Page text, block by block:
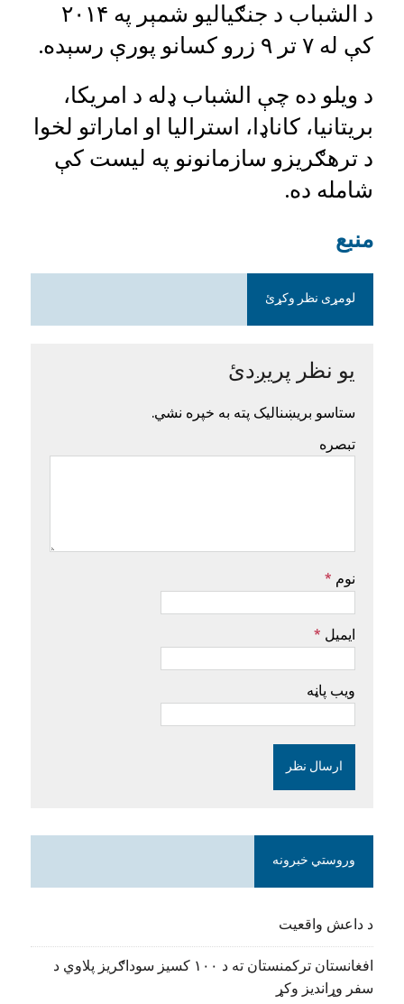
د الشباب د جنګیالیو شمېر په ۲۰۱۴
کې له ۷ تر ۹ زرو کسانو پورې رسېده.
د ویلو ده چې الشباب ډله د امریکا،
بریتانیا، کاناډا، استرالیا او اماراتو لخوا
د ترهګریزو سازمانونو په لیست کې
شامله ده.
منبع
لومړی نظر وکړئ
یو نظر پریږدئ
ستاسو بریښنالیک پته به خپره نشي.
تبصره
نوم *
ایمیل *
ویب پاڼه
وروستي خبرونه
د داعش واقعیت
افغانستان ترکمنستان ته د ۱۰۰ کسیز سوداګریز پلاوي د
سفر وړاندیز وکړ